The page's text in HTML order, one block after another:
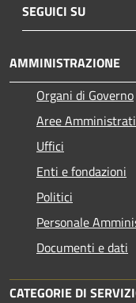
SEGUICI SU
AMMINISTRAZIONE
Organi di Governo
Aree
Uffici
Enti e fondazioni
Politici
Personale
Documenti e dati
CATEGORIE DI